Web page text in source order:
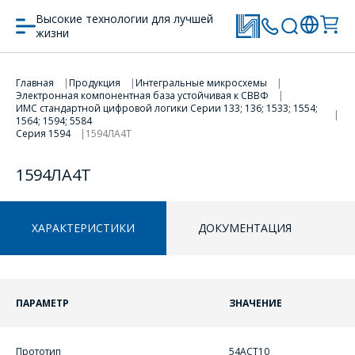
Высокие технологии для лучшей
жизни
Главная Продукция
Интегральные микросхемы
Электронная компонентная база устойчивая к СВВФ
ИМС стандартной цифровой логики Серии 133; 136; 1533; 1554;
1564; 1594; 5584
Серия 1594
1594ЛА4Т
1594ЛА4Т
ХАРАКТЕРИСТИКИ ДОКУМЕНТАЦИЯ
ПАРАМЕТР ЗНАЧЕНИЕ
Прототип 54ACT10
ПЕРЕЙТИ В КОРЗИНУ
ПРОДОЛЖИТЬ ПОКУПКИ
ПЕРЕЙТИ В КОРЗИНУ
ПРОДОЛЖИТЬ ПОКУПКИ
ОФОРМИТЬ ЗАКАЗ